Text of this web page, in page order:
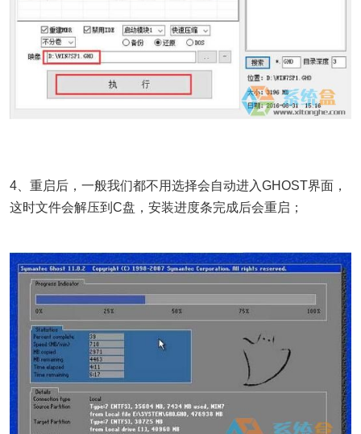
4、重启后，一般我们都不用选择会自动进入GHOST界面，
这时文件会解压到C盘，安装进度条完成后会重启；